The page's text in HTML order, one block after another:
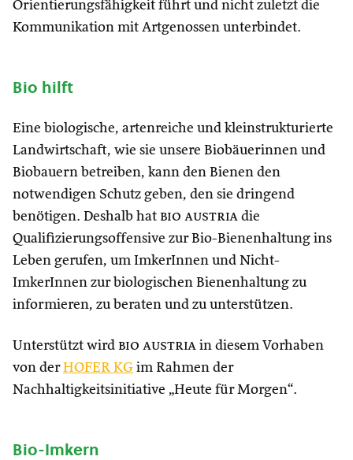
Orientierungsfähigkeit führt und nicht zuletzt die
Kommunikation mit Artgenossen unterbindet.
Bio hilft
Eine biologische, artenreiche und kleinstrukturierte
Landwirtschaft, wie sie unsere Biobäuerinnen und
Biobauern betreiben, kann den Bienen den
notwendigen Schutz geben, den sie dringend
benötigen. Deshalb hat bio austria die
Qualifizierungsoffensive zur Bio-Bienenhaltung ins
Leben gerufen, um ImkerInnen und Nicht-
ImkerInnen zur biologischen Bienenhaltung zu
informieren, zu beraten und zu unterstützen.
Unterstützt wird bio austria in diesem Vorhaben
von derHOFER KG im Rahmen der
Nachhaltigkeitsinitiative „Heute für Morgen“.
Bio-Imkern